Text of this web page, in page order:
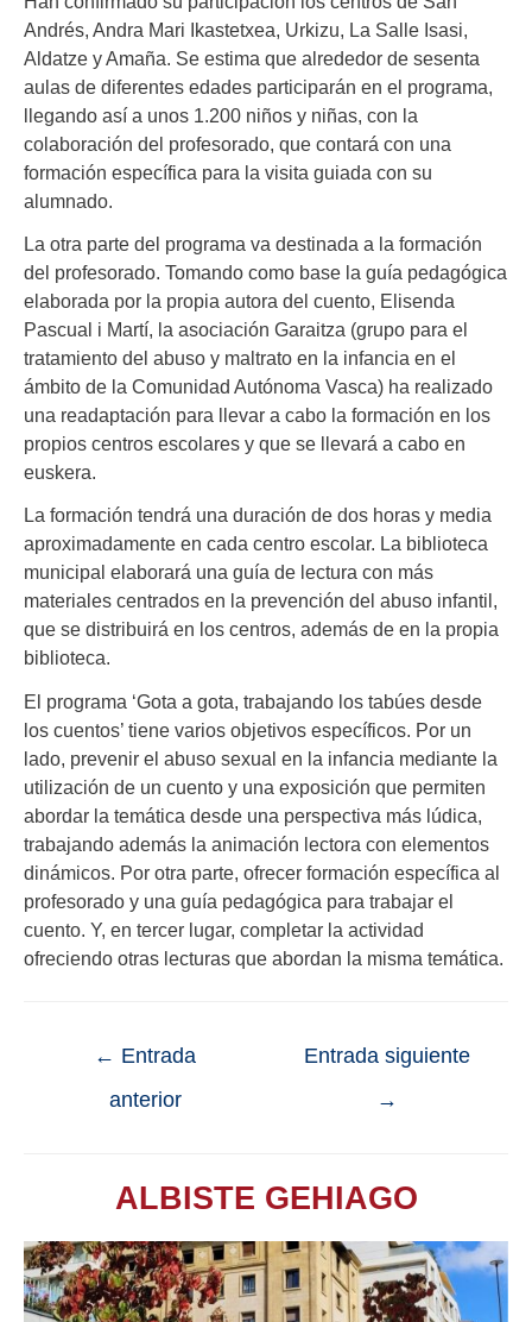
Andrés, Andra Mari Ikastetxea, Urkizu, La Salle Isasi,
Aldatze y Amaña. Se estima que alrededor de sesenta
aulas de diferentes edades participarán en el programa,
llegando así a unos 1.200 niños y niñas, con la
colaboración del profesorado, que contará con una
formación específica para la visita guiada con su
alumnado.
La otra parte del programa va destinada a la formación
del profesorado. Tomando como base la guía pedagógica
elaborada por la propia autora del cuento, Elisenda
Pascual i Martí, la asociación Garaitza (grupo para el
tratamiento del abuso y maltrato en la infancia en el
ámbito de la Comunidad Autónoma Vasca) ha realizado
una readaptación para llevar a cabo la formación en los
propios centros escolares y que se llevará a cabo en
euskera.
La formación tendrá una duración de dos horas y media
aproximadamente en cada centro escolar. La biblioteca
municipal elaborará una guía de lectura con más
materiales centrados en la prevención del abuso infantil,
que se distribuirá en los centros, además de en la propia
biblioteca.
El programa ‘Gota a gota, trabajando los tabúes desde
los cuentos’ tiene varios objetivos específicos. Por un
lado, prevenir el abuso sexual en la infancia mediante la
utilización de un cuento y una exposición que permiten
abordar la temática desde una perspectiva más lúdica,
trabajando además la animación lectora con elementos
dinámicos. Por otra parte, ofrecer formación específica al
profesorado y una guía pedagógica para trabajar el
cuento. Y, en tercer lugar, completar la actividad
ofreciendo otras lecturas que abordan la misma temática.
← Entrada
anterior
Entrada siguiente
→
ALBISTE GEHIAGO